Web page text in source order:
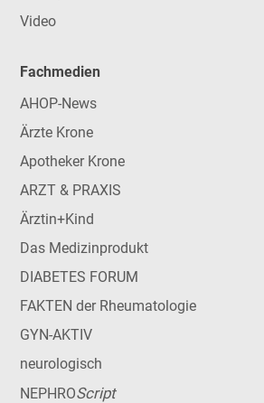
Video
Fachmedien
AHOP-News
Ärzte Krone
Apotheker Krone
ARZT & PRAXIS
Ärztin+Kind
Das Medizinprodukt
DIABETES FORUM
FAKTEN der Rheumatologie
GYN-AKTIV
neurologisch
NEPHROScript